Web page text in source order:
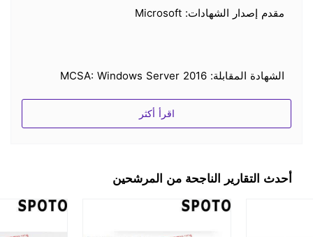
مقدم إصدار الشهادات: Microsoft
الشهادة المقابلة: MCSA: Windows Server 2016
يوفر Spoto أسئلة اختبار حقيقية للامتحانات الممارسة_
اقرأ أكثر
أحدث التقارير الناجحة من المرشحين